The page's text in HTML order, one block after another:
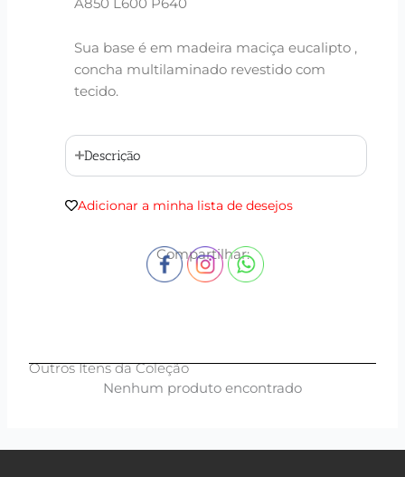
Sua base é em madeira maciça eucalipto ,
concha multilaminado revestido com
tecido.
Descrição
Adicionar a minha lista de desejos
Compartilhar:
Outros Itens da Coleção
Nenhum produto encontrado